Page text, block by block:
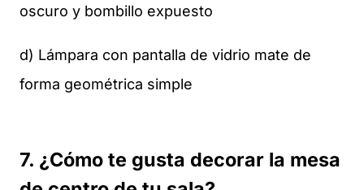
oscuro y bombillo expuesto
d) Lámpara con pantalla de vidrio mate de
forma geométrica simple
7. ¿Cómo te gusta decorar la mesa